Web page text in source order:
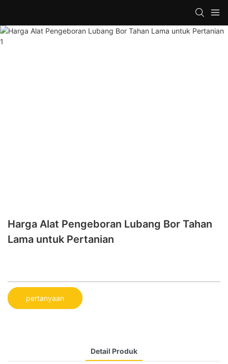
Harga Alat Pengeboran Lubang Bor Tahan
Lama untuk Pertanian
pertanyaan
Detail Produk